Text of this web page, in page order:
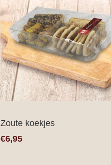
Zoute koekjes
€6,95